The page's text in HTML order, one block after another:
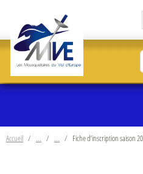
Accueil Fiche d’inscription saison